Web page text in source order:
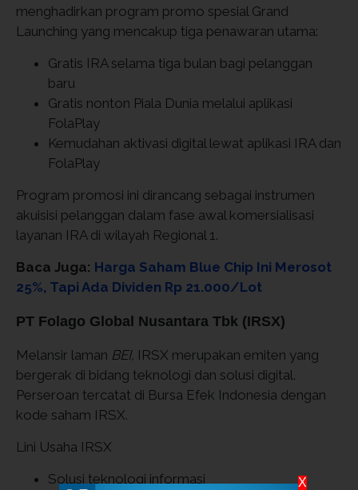
menghadirkan program promo spesial Grand
Launching yang mencakup tiga penawaran utama:
Gratis IRA selama tiga bulan bagi pelanggan
baru
Gratis nonton Piala Dunia melalui aplikasi
FolaPlay
Kemudahan aktivasi digital lewat aplikasi IRA dan
FolaPlay
Program promosi ini dirancang sebagai instrumen
akuisisi pelanggan dalam fase awal komersialisasi
layanan IRA di wilayah Regional 1.
Baca Juga: Harga Saham Blue Chip Ini Merosot
25%, Tapi Ada Dividen Rp 21.000/Lot
PT Folago Global Nusantara Tbk (IRSX)
Melansir laman BEI, IRSX merupakan emiten yang
bergerak di bidang teknologi dan solusi digital.
Perseroan tercatat di Bursa Efek Indonesia dengan
kode saham IRSX.
Lini Usaha IRSX
Solusi teknologi informasi
X